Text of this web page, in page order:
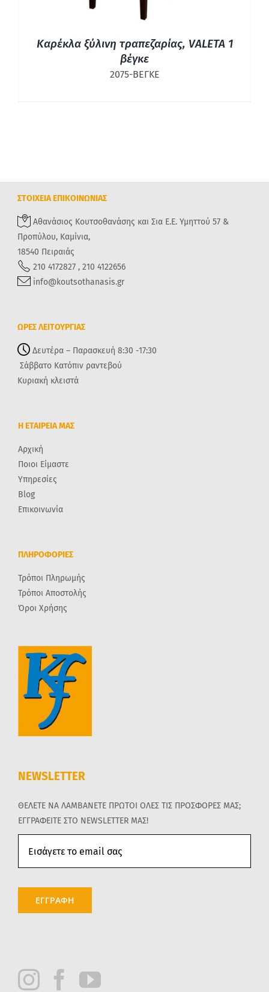
Καρέκλα ξύλινη τραπεζαρίας, VALETA 1
βέγκε
2075-ΒΕΓΚΕ
ΣΤΟΙΧΕΙΑ ΕΠΙΚΟΙΝΩΝΙΑΣ
Αθανάσιος Κουτσοθανάσης και Σια Ε.Ε. Υμηττού 57 &
Προπύλου, Καμίνια,
18540 Πειραιάς
210 4172827 , 210 4122656
info@koutsothanasis.gr
ΩΡΕΣ ΛΕΙΤΟΥΡΓΙΑΣ
Δευτέρα – Παρασκευή 8:30 -17:30
Σάββατο Κατόπιν ραντεβού
Κυριακή κλειστά
Η ΕΤΑΙΡΕΙΑ ΜΑΣ
Αρχική
Ποιοι Είμαστε
Υπηρεσίες
Blog
Επικοινωνία
ΠΛΗΡΟΦΟΡΙΕΣ
Τρόποι Πληρωμής
Τρόποι Αποστολής
Όροι Χρήσης
NEWSLETTER
ΘΕΛΕΤΕ ΝΑ ΛΑΜΒΑΝΕΤΕ ΠΡΩΤΟΙ ΟΛΕΣ ΤΙΣ ΠΡΟΣΦΟΡΕΣ ΜΑΣ;
ΕΓΓΡΑΦΕΙΤΕ ΣΤΟ NEWSLETTER ΜΑΣ!
ΕΓΓΡΑΦΗ